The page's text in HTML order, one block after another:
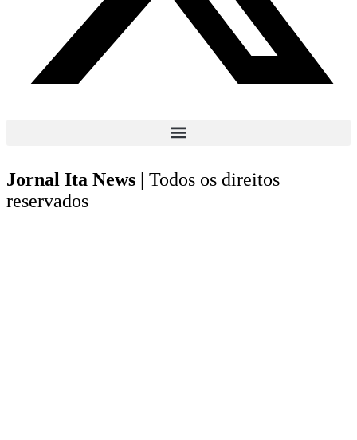
Jornal Ita News |
Todos os direitos
reservados